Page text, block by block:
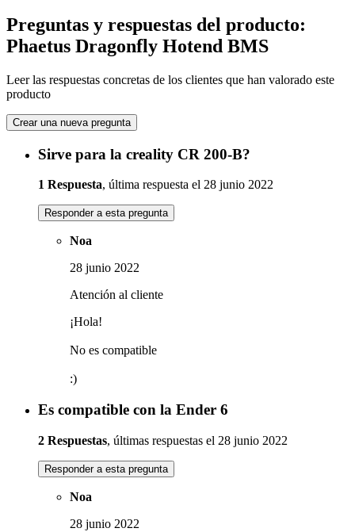
Preguntas y respuestas del producto:
Phaetus Dragonfly Hotend BMS
Leer las respuestas concretas de los clientes que han valorado este
producto
Crear una nueva pregunta
Sirve para la creality CR 200-B?
1 Respuesta, última respuesta el 28 junio 2022
Responder a esta pregunta
Noa
28 junio 2022
Atención al cliente
¡Hola!
No es compatible
:)
Es compatible con la Ender 6
2 Respuestas, últimas respuestas el 28 junio 2022
Responder a esta pregunta
Noa
28 junio 2022